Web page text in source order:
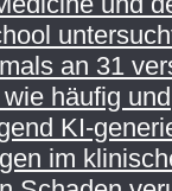
an 31
häufig und
KI-
im